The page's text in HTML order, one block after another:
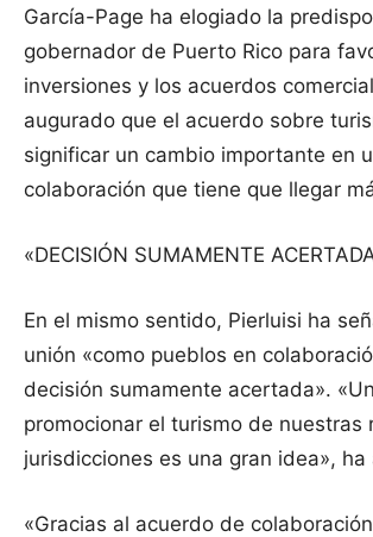
García-Page ha elogiado la
gobernador de Puerto Rico para
inversiones y los acuerdos
augurado que el acuerdo sobre
significar un cambio importante en
colaboración que tiene que llegar
«DECISIÓN SUMAMENTE
En el mismo sentido, Pierluisi ha
unión «como pueblos en
decisión sumamente acertada».
promocionar el turismo de nuestras
jurisdicciones es una gran idea», ha
«Gracias al acuerdo de